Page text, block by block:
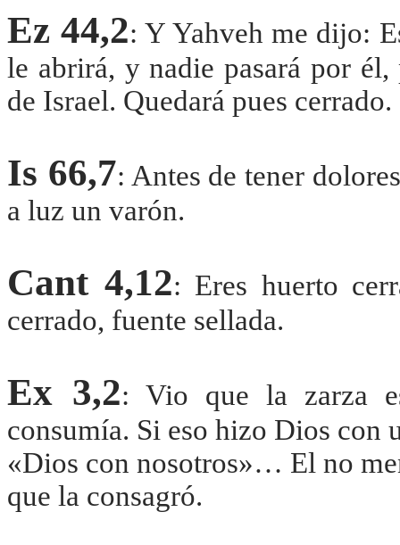
Ez 44,2: Y Yahveh me dijo:
le abrirá, y nadie pasará por
de Israel. Quedará pues cerrado.
Is 66,7: Antes de tener
a luz un varón.
Cant 4,12: Eres huerto
cerrado, fuente sellada.
Ex 3,2: Vio que la zarza
consumía. Si eso hizo Dios con
«Dios con nosotros»… El no
que la consagró.